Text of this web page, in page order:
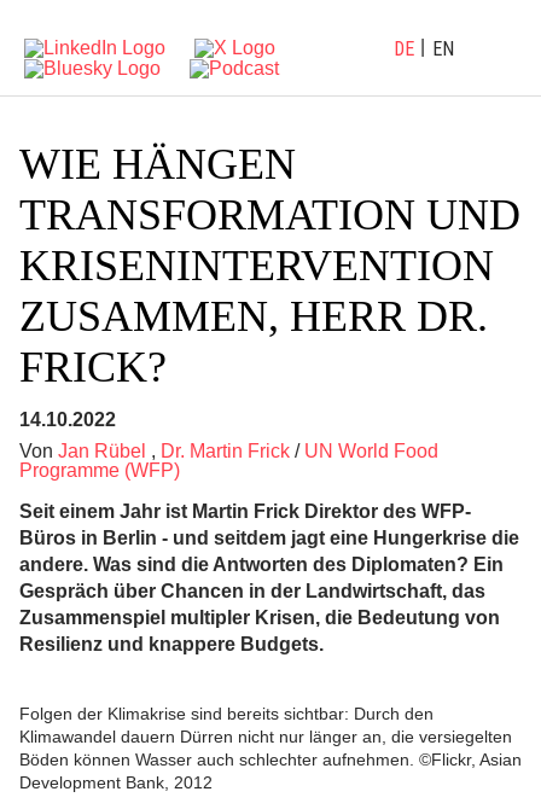
DE EN
WIE HÄNGEN
TRANSFORMATION UND
KRISENINTERVENTION
ZUSAMMEN, HERR DR.
FRICK?
14.10.2022
Von Jan Rübel , Dr. Martin Frick / UN World Food
Programme (WFP)
Seit einem Jahr ist Martin Frick Direktor des WFP-
Büros in Berlin - und seitdem jagt eine Hungerkrise die
andere. Was sind die Antworten des Diplomaten? Ein
Gespräch über Chancen in der Landwirtschaft, das
Zusammenspiel multipler Krisen, die Bedeutung von
Resilienz und knappere Budgets.
Folgen der Klimakrise sind bereits sichtbar: Durch den
Klimawandel dauern Dürren nicht nur länger an, die versiegelten
Böden können Wasser auch schlechter aufnehmen. ©Flickr, Asian
Development Bank, 2012